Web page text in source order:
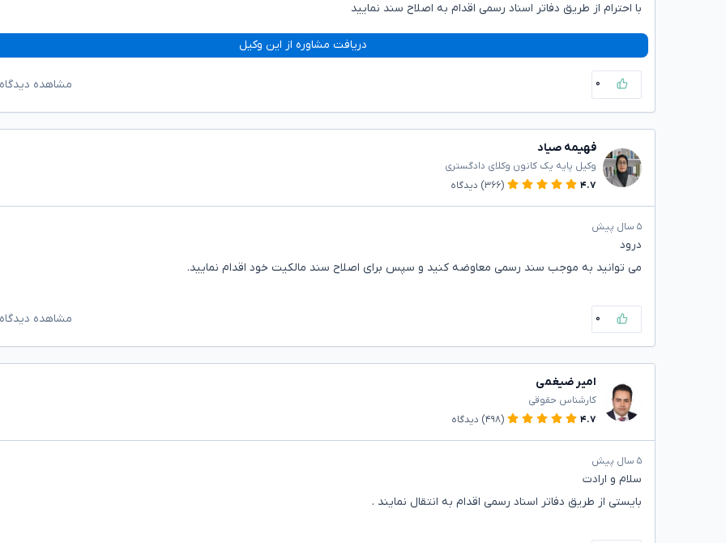
با احترام از طریق دفاتر اسناد رسمی اقدام به اصلاح سند نمایید
دریافت مشاوره از این وکیل
۰ مشاهده
فهیمه صیاد
وکیل پایه یک کانون وکلای دادگستری
۴.۷
(۳۶۶) دیدگاه
۵ سال پیش
درود
می توانید به موجب سند رسمی معاوضه کنید و سپس برای اصلاح سند مالکیت خود اقدام نمایید.
۰ مشاهده
امیر ضیغمی
کارشناس حقوقی
۴.۷
(۴۹۸) دیدگاه
۵ سال پیش
سلام و ارادت
بایستی از طریق دفاتر اسناد رسمی اقدام به انتقال نمایند .